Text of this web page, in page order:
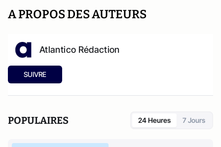
A PROPOS DES AUTEURS
Atlantico Rédaction
SUIVRE
POPULAIRES 24 Heures 7 Jours